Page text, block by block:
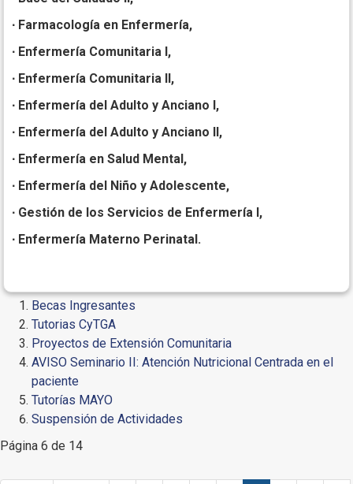
∙ Farmacología en Enfermería,
∙ Enfermería Comunitaria I,
∙ Enfermería Comunitaria II,
∙ Enfermería del Adulto y Anciano I,
∙ Enfermería del Adulto y Anciano II,
∙ Enfermería en Salud Mental,
∙ Enfermería del Niño y Adolescente,
∙ Gestión de los Servicios de Enfermería I,
∙ Enfermería Materno Perinatal.
Becas Ingresantes
Tutorias CyTGA
Proyectos de Extensión Comunitaria
AVISO Seminario II: Atención Nutricional Centrada en el
paciente
Tutorías MAYO
Suspensión de Actividades
Página 6 de 14